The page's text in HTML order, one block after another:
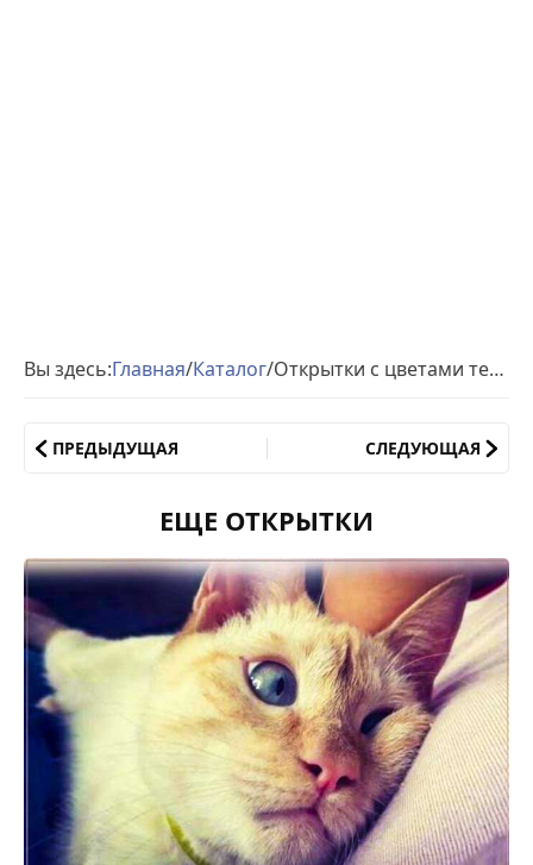
Вы здесь:Главная/Каталог/ Открытки с цветами тебе
ПРЕДЫДУЩАЯ СЛЕДУЮЩАЯ
ЕЩЕ ОТКРЫТКИ